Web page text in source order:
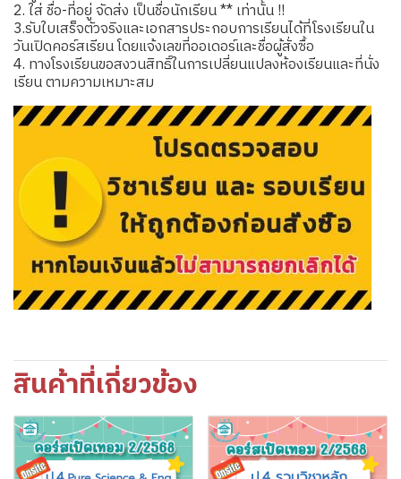
2. ใส่ ชื่อ-ที่อยู่ จัดส่ง เป็นชื่อนักเรียน ** เท่านั้น !!
3.รับใบเสร็จตัวจริงและเอกสารประกอบการเรียนได้ที่โรงเรียนใน
วันเปิดคอร์สเรียน โดยแจ้งเลขที่ออเดอร์และชื่อผู้สั่งซื้อ
4. ทางโรงเรียนขอสงวนสิทธิ์ในการเปลี่ยนแปลงห้องเรียนและที่นั่ง
เรียน ตามความเหมาะสม
สินค้าที่เกี่ยวข้อง